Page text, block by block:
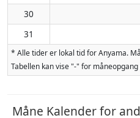
30
31
* Alle tider er lokal tid for Anyama.
Tabellen kan vise "-" for
Måne Kalender for